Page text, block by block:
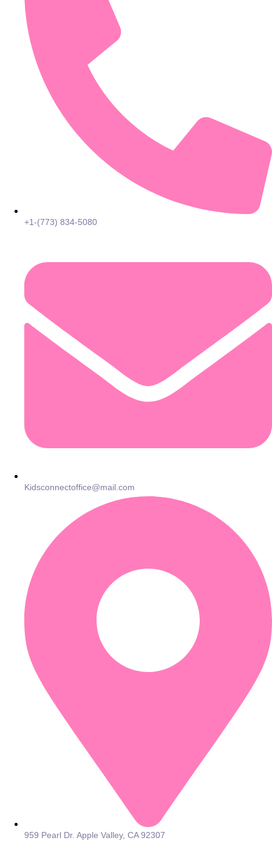
+1-(773) 834-5080
Kidsconnectoffice@mail.com
959 Pearl Dr. Apple Valley, CA 92307